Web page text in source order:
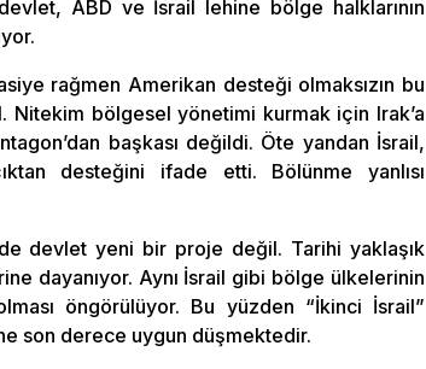
ABD ve İsrail lehine bölge halklarının
rağmen Amerikan desteği olmaksızın bu
bölgesel yönetimi kurmak için Irak’a
başkası değildi. Öte yandan İsrail,
desteğini ifade etti. Bölünme yanlısı
devlet yeni bir proje değil. Tarihi yaklaşık
dayanıyor. Aynı İsrail gibi bölge ülkelerinin
öngörülüyor. Bu yüzden “İkinci İsrail”
son derece uygun düşmektedir.